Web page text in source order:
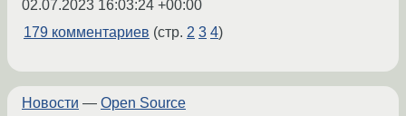
02.07.2023 16:03:24 +00:00
179 комментариев (стр. 2 3 4)
Новости — Open Source